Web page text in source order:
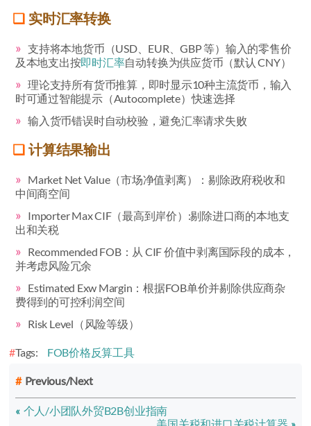
实时汇率转换
支持将本地货币（USD、EUR、GBP 等）输入的零售价
及本地支出按即时汇率自动转换为供应货币（默认 CNY）
理论支持所有货币推算，即时显示10种主流货币，输入
时可通过智能提示（Autocomplete）快速选择
输入货币错误时自动校验，避免汇率请求失败
计算结果输出
Market Net Value（市场净值剥离）：剔除政府税收和
中间商空间
Importer Max CIF（最高到岸价）:剔除进口商的本地支
出和关税
Recommended FOB：从 CIF 价值中剥离国际段的成本，
并考虑风险冗余
Estimated Exw Margin：根据FOB单价并剔除供应商杂
费得到的可控利润空间
Risk Level（风险等级）
Tags: FOB价格反算工具
Previous/Next
个人/小团队外贸B2B创业指南